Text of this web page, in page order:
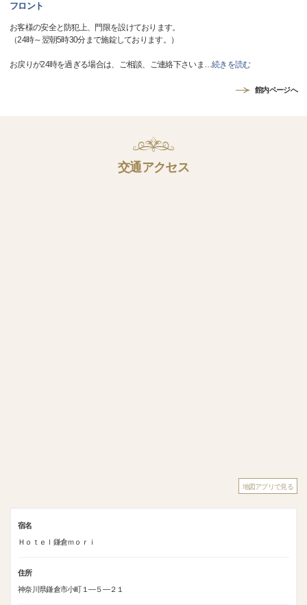
フロント
お客様の安全と防犯上、門限を設けております。
（24時～翌朝5時30分まで施錠しております。）
お戻りが24時を過ぎる場合は、ご相談、ご連絡下さいま …続きを読む
館内ページへ
交通アクセス
地図アプリで見る
宿名
Ｈｏｔｅｌ鎌倉ｍｏｒｉ
住所
神奈川県鎌倉市小町１―５―２１